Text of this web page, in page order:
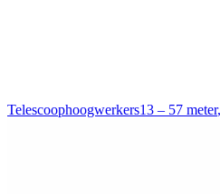
Telescoophoogwerkers13 – 57 meter,